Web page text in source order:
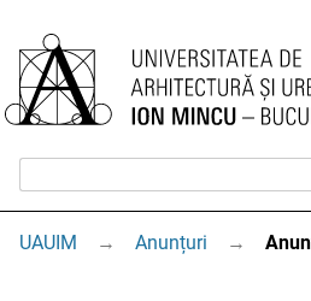
UAUIM → Anunțuri →